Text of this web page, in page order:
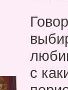
с